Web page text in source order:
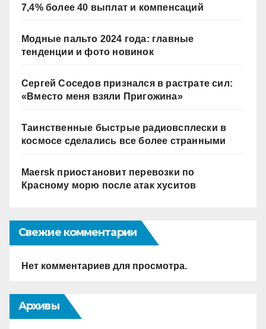
7,4% более 40 выплат и компенсаций
Модные пальто 2024 года: главные
тенденции и фото новинок
Сергей Соседов признался в растрате сил:
«Вместо меня взяли Пригожина»
Таинственные быстрые радиовсплески в
космосе сделались все более странными
Maersk приостановит перевозки по
Красному морю после атак хуситов
Свежие комментарии
Нет комментариев для просмотра.
Архивы